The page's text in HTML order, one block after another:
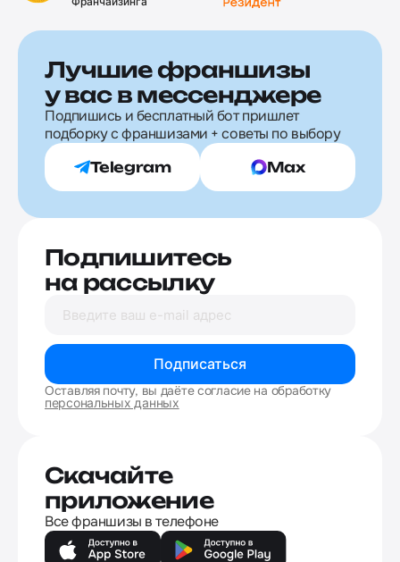
Лучшие франшизы
у вас в мессенджере
Подпишись и бесплатный бот пришлет
подборку с франшизами + советы по выбору
Telegram Max
Подпишитесь
на рассылку
Подписаться
Оставляя почту, вы даёте согласие на обработку
персональных данных
Скачайте
приложение
Все франшизы в телефоне